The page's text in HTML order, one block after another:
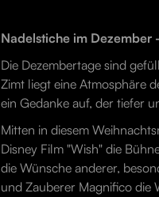
Nadelstiche im Dezember
Die Dezembertage sind
Zimt liegt eine Atmosphäre
ein Gedanke auf, der tiefer
Mitten in diesem
Disney Film "Wish" die
die Wünsche anderer,
und Zauberer Magnifico die